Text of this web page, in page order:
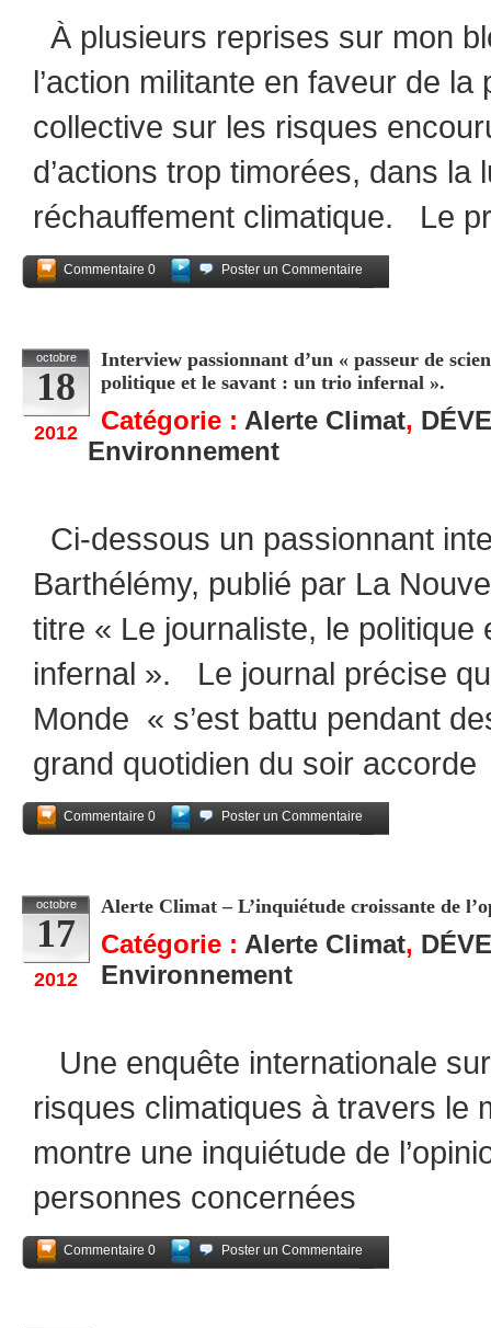
À plusieurs reprises sur mon
l’action militante en faveur de
collective sur les risques
d’actions trop timorées, dans
réchauffement climatique. Le
Commentaire 0
Poster un Commentaire
octobre
18
2012
Interview passionnant d’un « passeur de
politique et le savant : un trio infernal ».
Catégorie : Alerte Climat,
Environnement
Ci-dessous un passionnant
Barthélémy, publié par La
titre « Le journaliste, le politique
infernal ». Le journal précise
Monde « s’est battu pendant
grand quotidien du soir accorde
Commentaire 0
Poster un Commentaire
octobre
17
2012
Alerte Climat – L’inquiétude croissante de
Catégorie : Alerte Climat,
Environnement
Une enquête internationale
risques climatiques à travers le
montre une inquiétude de
personnes concernées
Commentaire 0
Poster un Commentaire